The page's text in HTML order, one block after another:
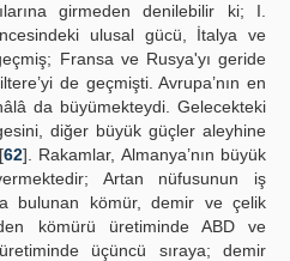
girmeden denilebilir ki; I.
ulusal gücü, İtalya ve
Fransa ve Rusya'yı geride
de geçmişti. Avrupa’nın en
da büyümekteydi. Gelecekteki
diğer büyük güçler aleyhine
62]. Rakamlar, Almanya’nın büyük
Artan nüfusunun iş
bulunan kömür, demir ve çelik
kömürü üretiminde ABD ve
üçüncü sıraya; demir